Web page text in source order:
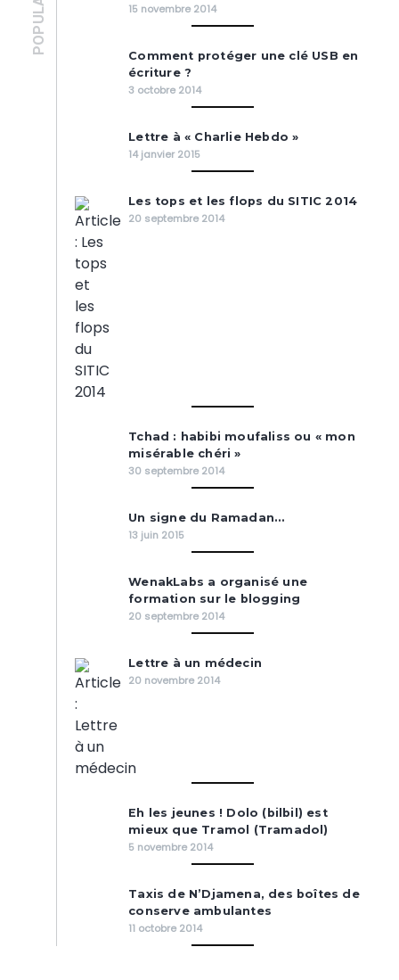
15 novembre 2014
Comment protéger une clé USB en
écriture ?
3 octobre 2014
Lettre à « Charlie Hebdo »
14 janvier 2015
Les tops et les flops du SITIC 2014
20 septembre 2014
Tchad : habibi moufaliss ou « mon
misérable chéri »
30 septembre 2014
Un signe du Ramadan…
13 juin 2015
WenakLabs a organisé une
formation sur le blogging
20 septembre 2014
Lettre à un médecin
20 novembre 2014
Eh les jeunes ! Dolo (bilbil) est
mieux que Tramol (Tramadol)
5 novembre 2014
Taxis de N’Djamena, des boîtes de
conserve ambulantes
11 octobre 2014